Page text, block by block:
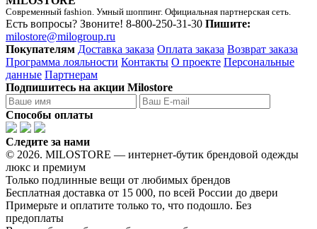
Современный fashion. Умный шоппинг. Официальная партнерская сеть.
Есть вопросы? Звоните! 8-800-250-31-30 Пишите:
milostore@milogroup.ru
Покупателям Доставка заказа Оплата заказа Возврат заказа
Программа лояльности Контакты О проекте Персональные
данные Партнерам
Подпишитесь на акции Milostore
Способы оплаты
Следите за нами
© 2026. MILOSTORE — интернет-бутик брендовой одежды
люкс и премиум
Только подлинные вещи от любимых брендов
Бесплатная доставка от 15 000, по всей России до двери
Примерьте и оплатите только то, что подошло. Без
предоплаты